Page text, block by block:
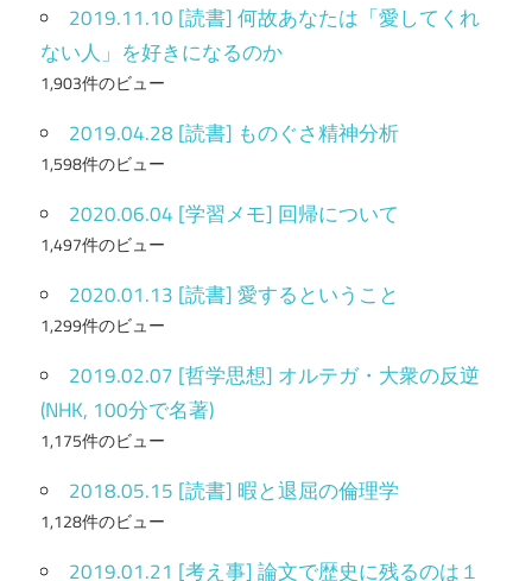
2019.11.10 [読書] 何故あなたは「愛してくれ
ない人」を好きになるのか
1,903件のビュー
2019.04.28 [読書] ものぐさ精神分析
1,598件のビュー
2020.06.04 [学習メモ] 回帰について
1,497件のビュー
2020.01.13 [読書] 愛するということ
1,299件のビュー
2019.02.07 [哲学思想] オルテガ・大衆の反逆
(NHK, 100分で名著)
1,175件のビュー
2018.05.15 [読書] 暇と退屈の倫理学
1,128件のビュー
2019.01.21 [考え事] 論文で歴史に残るのは１